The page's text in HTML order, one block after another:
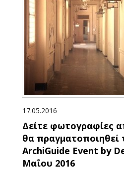
17.05.2016
Δείτε φωτογραφίες
θα
ArchiGuide Event by
Μαΐου 2016